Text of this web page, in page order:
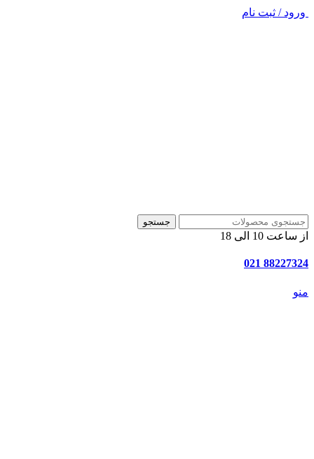
ورود / ثبت نام
جستجو
از ساعت 10 الی 18
88227324 021
منو